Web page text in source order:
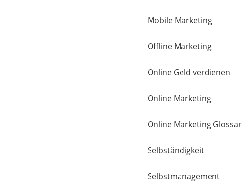
Mobile Marketing
Offline Marketing
Online Geld verdienen
Online Marketing
Online Marketing Glossar
Selbständigkeit
Selbstmanagement